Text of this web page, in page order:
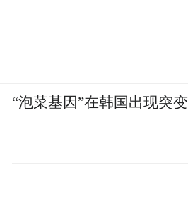
“泡菜基因”在韩国出现突变